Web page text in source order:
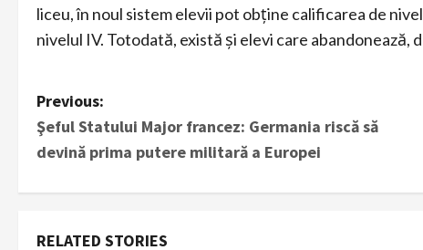
liceu, în noul sistem elevii pot obține calificarea de
nivelul IV. Totodată, există și elevi care abandonează,
P
o
s
Previous:
Şeful Statului Major francez: Germania riscă să
devină prima putere militară a Europei
RELATED STORIES